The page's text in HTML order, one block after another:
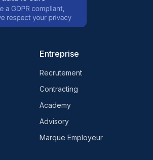
Entreprise
Recrutement
Contracting
Academy
Advisory
Marque Employeur